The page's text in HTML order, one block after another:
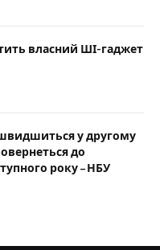
власний ШІ-гаджет
у другому
до
року – НБУ